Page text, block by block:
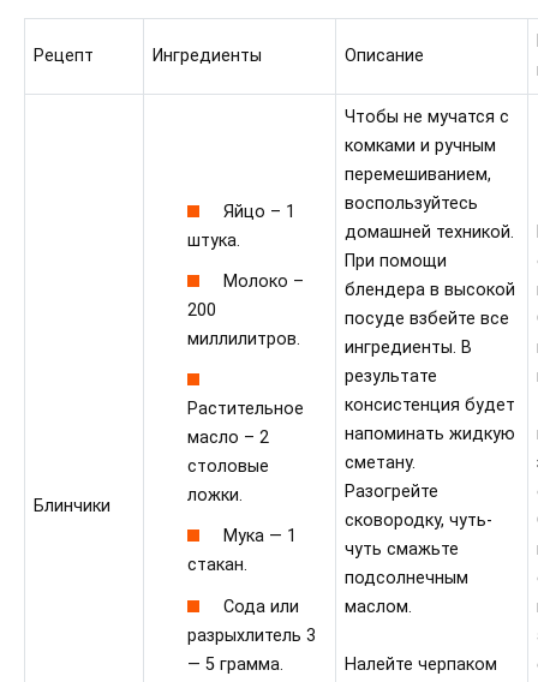
Рецепт Ингредиенты Описание
Блинчики
Яйцо – 1
штука.
Молоко –
200
миллилитров.
Растительное
масло – 2
столовые
ложки.
Мука — 1
стакан.
Сода или
разрыхлитель 3
— 5 грамма.
Чтобы не мучатся с
комками и ручным
перемешиванием,
воспользуйтесь
домашней техникой.
При помощи
блендера в высокой
посуде взбейте все
ингредиенты. В
результате
консистенция будет
напоминать жидкую
сметану.
Разогрейте
сковородку, чуть-
чуть смажьте
подсолнечным
маслом.
Налейте черпаком